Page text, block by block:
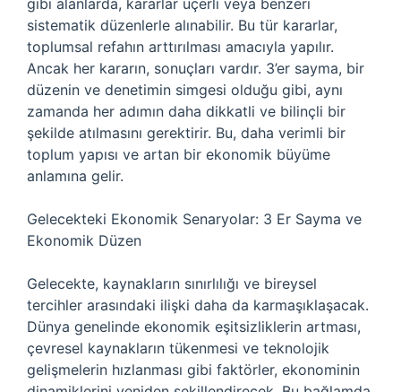
gibi alanlarda, kararlar üçerli veya benzeri
sistematik düzenlerle alınabilir. Bu tür kararlar,
toplumsal refahın arttırılması amacıyla yapılır.
Ancak her kararın, sonuçları vardır. 3’er sayma, bir
düzenin ve denetimin simgesi olduğu gibi, aynı
zamanda her adımın daha dikkatli ve bilinçli bir
şekilde atılmasını gerektirir. Bu, daha verimli bir
toplum yapısı ve artan bir ekonomik büyüme
anlamına gelir.
Gelecekteki Ekonomik Senaryolar: 3 Er Sayma ve
Ekonomik Düzen
Gelecekte, kaynakların sınırlılığı ve bireysel
tercihler arasındaki ilişki daha da karmaşıklaşacak.
Dünya genelinde ekonomik eşitsizliklerin artması,
çevresel kaynakların tükenmesi ve teknolojik
gelişmelerin hızlanması gibi faktörler, ekonominin